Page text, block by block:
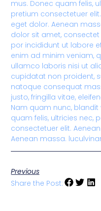
mus. Donec quam felis,
pretium consectetuer
eget dolor. Aenean
dolor sit amet,
por incididunt ut labore
enim ad minim veniam,
ullamco laboris nisi ut
cupidatat non proident,
natoque consequat
justo, fringilla vitae,
Nam quam nunc, blandit
quam felis, ultricies nec,
consectetuer elit.
Aenean massa.
Previous
Share the Post: